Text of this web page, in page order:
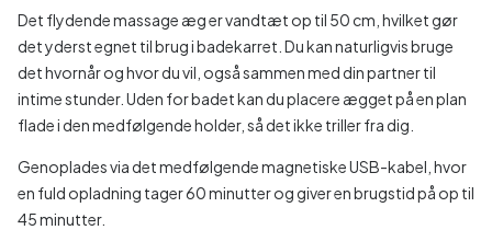
Det flydende massage æg er vandtæt op til 50 cm, hvilket gør
det yderst egnet til brug i badekarret. Du kan naturligvis bruge
det hvornår og hvor du vil, også sammen med din partner til
intime stunder. Uden for badet kan du placere ægget på en plan
flade i den medfølgende holder, så det ikke triller fra dig.
Genoplades via det medfølgende magnetiske USB-kabel, hvor
en fuld opladning tager 60 minutter og giver en brugstid på op til
45 minutter.